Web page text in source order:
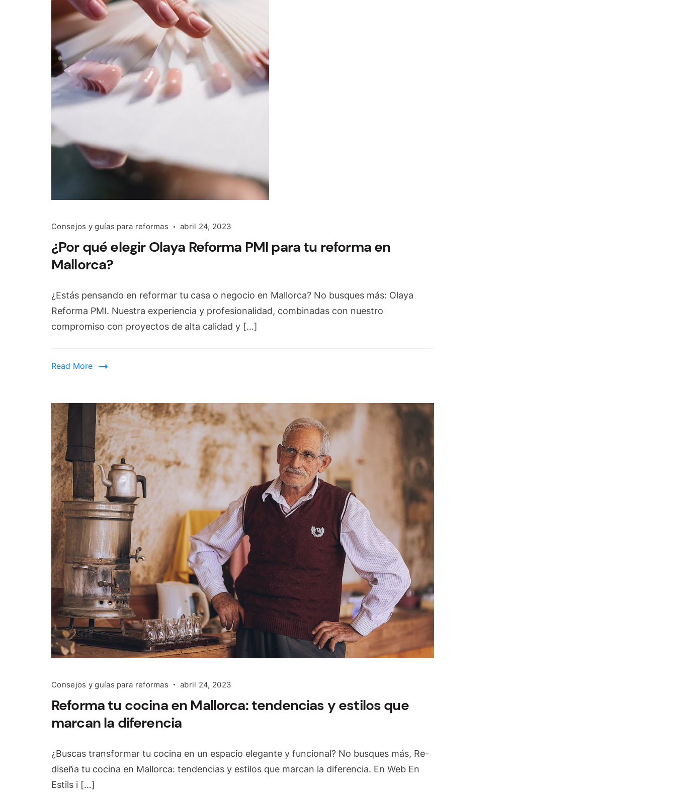
Consejos y guías para reformas abril 24, 2023
¿Por qué elegir Olaya Reforma PMI para tu reforma en
Mallorca?
¿Estás pensando en reformar tu casa o negocio en Mallorca? No busques más: Olaya
Reforma PMI. Nuestra experiencia y profesionalidad, combinadas con nuestro
compromiso con proyectos de alta calidad y […]
Read More
Consejos y guías para reformas abril 24, 2023
Reforma tu cocina en Mallorca: tendencias y estilos que
marcan la diferencia
¿Buscas transformar tu cocina en un espacio elegante y funcional? No busques más, Re-
diseña tu cocina en Mallorca: tendencias y estilos que marcan la diferencia. En Web En
Estils i […]